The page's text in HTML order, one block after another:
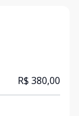
R$ 380,00